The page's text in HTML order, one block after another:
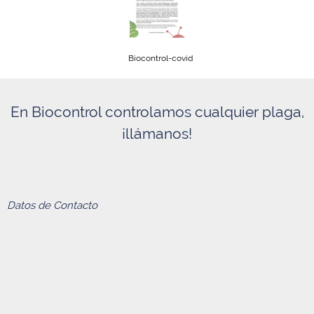
Biocontrol-covid
En Biocontrol controlamos cualquier plaga,
¡llámanos!
Datos de Contacto